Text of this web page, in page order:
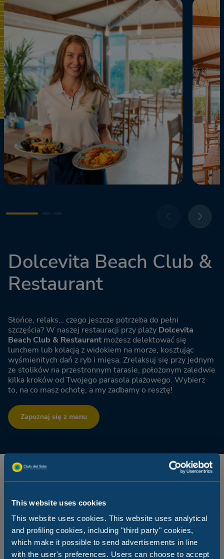
This website uses cookies
This website uses cookies. This website uses analytical
and profiling cookies, including "third party" cookies,
which make it possible to send advertisements in line
with the user's preferences. Users can choose to accept
Dolcevita Beach Club &
Restaurant
Słońce, relaks… czego jeszcze potrzeba do pełni
szczęścia? W naszej restauracji przy plaży Dolcevita
Beach Club & Restaurant możesz delektować się
lunchem lub kolacją z widokiem na morze, kosztując
wyśmienitych dań z ryb i mięsa. Zrelaksuj się przy jednym
ze stolików na przestronnym tarasie, położonym zaledwie
kilka kroków od Twojego parasola plażowego. Wybierz
to, na co masz ochotę, a my zadbamy o resztę!
Zapoznaj się z menu